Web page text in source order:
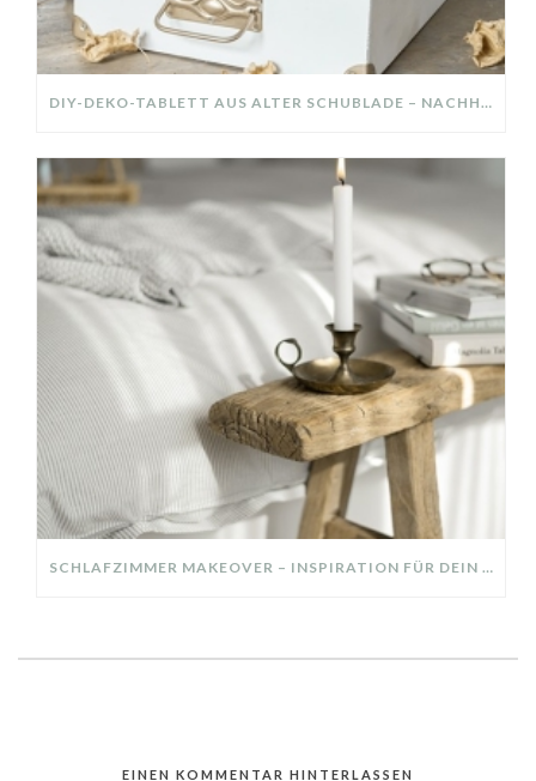
DIY-DEKO-TABLETT AUS ALTER SCHUBLADE – NACHHALTIGE HERBSTDEKO SELBER MACHEN!
SCHLAFZIMMER MAKEOVER – INSPIRATION FÜR DEIN SCHLAFZIMMER: AUS ALT MACH NEU – HELL, GEMÜTLICH UND EINLADEND
EINEN KOMMENTAR HINTERLASSEN